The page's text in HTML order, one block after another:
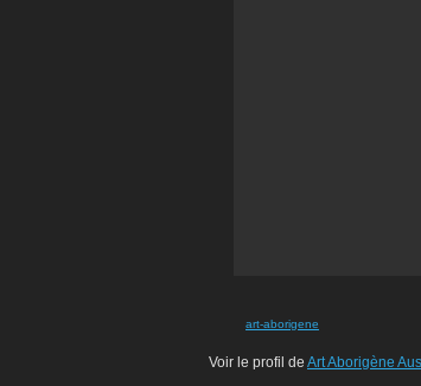
art-aborigene
Voir le profil de Art Aborigène